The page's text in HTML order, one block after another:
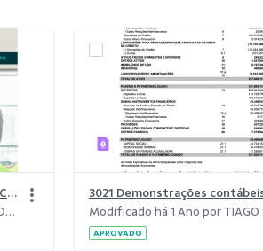
RELATÓRIO ANUAL 2024 - Sicoob Costa do Descobrimento 2.pdf
Modificado há 1 Ano por DANIELA DE MAGALHAES MENDES PEREIRA.
APROVADO